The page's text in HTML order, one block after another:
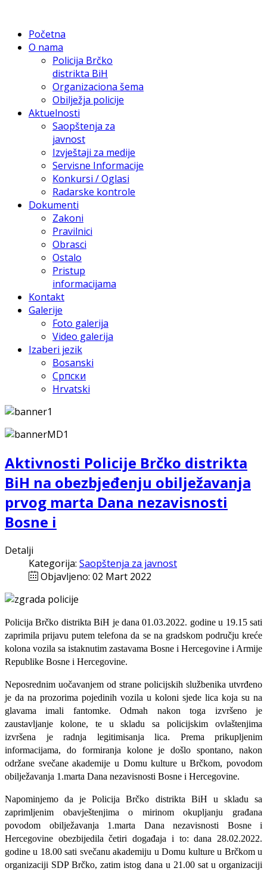
Početna
O nama
Policija Brčko
distrikta BiH
Organizaciona šema
Obilježja policije
Aktuelnosti
Saopštenja za
javnost
Izvještaji za medije
Servisne Informacije
Konkursi / Oglasi
Radarske kontrole
Dokumenti
Zakoni
Pravilnici
Obrasci
Ostalo
Pristup
informacijama
Kontakt
Galerije
Foto galerija
Video galerija
Izaberi jezik
Bosanski
Српски
Hrvatski
Aktivnosti Policije Brčko distrikta
BiH na obezbjeđenju obilježavanja
prvog marta Dana nezavisnosti
Bosne i
Detalji
Kategorija: Saopštenja za javnost
Objavljeno: 02 Mart 2022
Policija Brčko distrikta BiH je dana 01.03.2022. godine u 19.15 sati
zaprimila prijavu putem telefona da se na gradskom području kreće
kolona vozila sa istaknutim zastavama Bosne i Hercegovine i Armije
Republike Bosne i Hercegovine.
Neposrednim uočavanjem od strane policijskih službenika utvrđeno
je da na prozorima pojedinih vozila u koloni sjede lica koja su na
glavama imali fantomke. Odmah nakon toga izvršeno je
zaustavljanje kolone, te u skladu sa policijskim ovlaštenjima
izvršena je radnja legitimisanja lica. Prema prikupljenim
informacijama, do formiranja kolone je došlo spontano, nakon
održane svečane akademije u Domu kulture u Brčkom, povodom
obilježavanja 1.marta Dana nezavisnosti Bosne i Hercegovine.
Napominjemo da je Policija Brčko distrikta BiH u skladu sa
zaprimljenim obavještenjima o mirinom okupljanju građana
povodom obilježavanja 1.marta Dana nezavisnosti Bosne i
Hercegovine obezbijedila četiri događaja i to: dana 28.02.2022.
godine u 18.00 sati svečanu akademiju u Domu kulture u Brčkom u
organizaciji SDP Brčko, zatim istog dana u 21.00 sat u organizaciji